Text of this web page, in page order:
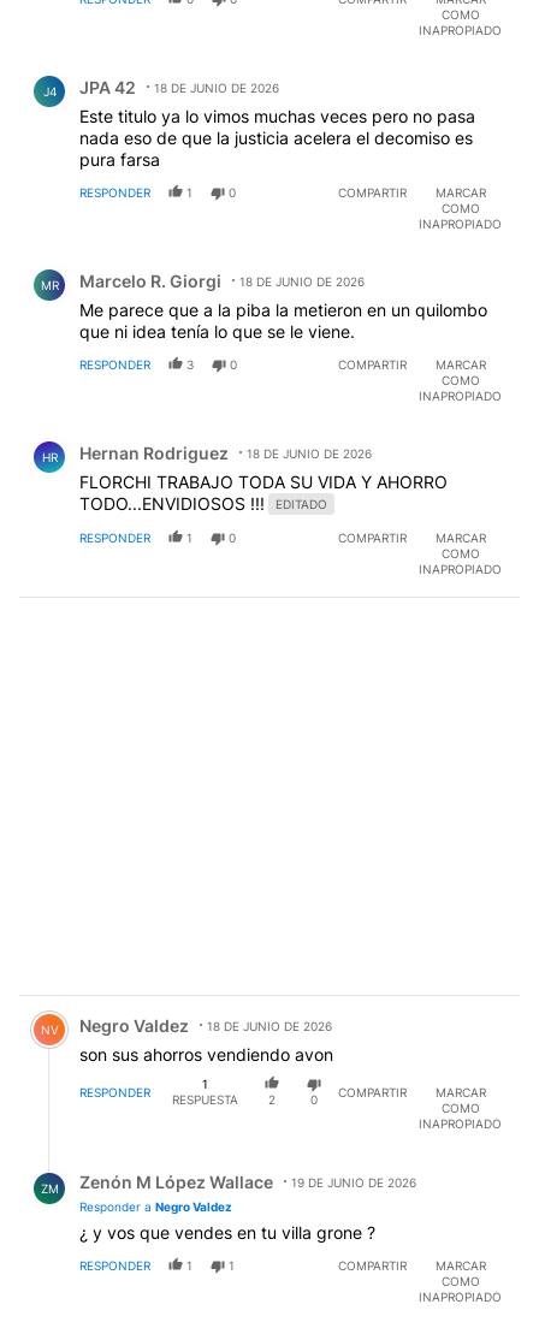
COMO
INAPROPIADO
J4 JPA 42 18 DE JUNIO DE 2026
Este titulo ya lo vimos muchas veces pero no pasa
nada eso de que la justicia acelera el decomiso es
pura farsa
RESPONDER 1 0 COMPARTIR
MARCAR
COMO
INAPROPIADO
MR Marcelo R. Giorgi 18 DE JUNIO DE 2026
Me parece que a la piba la metieron en un quilombo
que ni idea tenía lo que se le viene.
RESPONDER 3 0 COMPARTIR
MARCAR
COMO
INAPROPIADO
HR Hernan Rodriguez 18 DE JUNIO DE 2026
FLORCHI TRABAJO TODA SU VIDA Y AHORRO
TODO...ENVIDIOSOS !!!
EDITADO
RESPONDER 1 0 COMPARTIR
MARCAR
COMO
INAPROPIADO
Comentario de Negro Valdez.
NV Negro Valdez 18 DE JUNIO DE 2026
son sus ahorros vendiendo avon
RESPONDER
1
RESPUESTA
2 0
COMPARTIR
MARCAR
COMO
INAPROPIADO
ZM Zenón M López Wallace
19 DE JUNIO DE 2026
Responder a Negro Valdez
¿ y vos que vendes en tu villa grone ?
RESPONDER 1 1 COMPARTIR
MARCAR
COMO
INAPROPIADO